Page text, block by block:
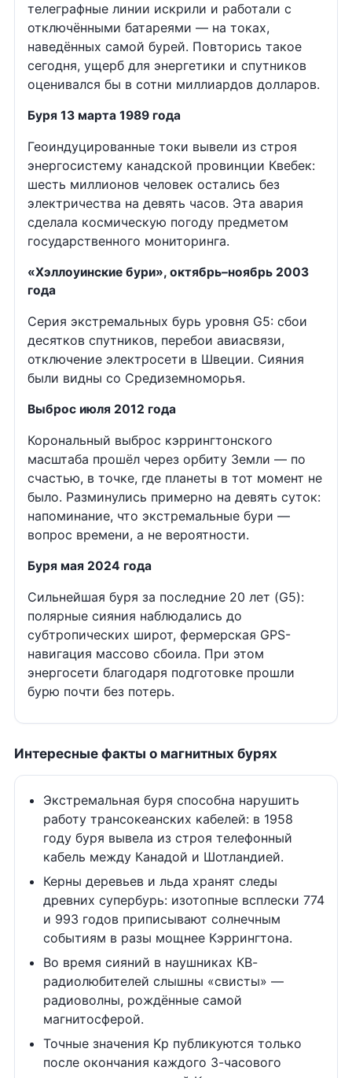
телеграфные линии искрили и работали с
отключёнными батареями — на токах,
наведённых самой бурей. Повторись такое
сегодня, ущерб для энергетики и спутников
оценивался бы в сотни миллиардов долларов.
Буря 13 марта 1989 года
Геоиндуцированные токи вывели из строя
энергосистему канадской провинции Квебек:
шесть миллионов человек остались без
электричества на девять часов. Эта авария
сделала космическую погоду предметом
государственного мониторинга.
«Хэллоуинские бури», октябрь–ноябрь 2003
года
Серия экстремальных бурь уровня G5: сбои
десятков спутников, перебои авиасвязи,
отключение электросети в Швеции. Сияния
были видны со Средиземноморья.
Выброс июля 2012 года
Корональный выброс кэррингтонского
масштаба прошёл через орбиту Земли — по
счастью, в точке, где планеты в тот момент не
было. Разминулись примерно на девять суток:
напоминание, что экстремальные бури —
вопрос времени, а не вероятности.
Буря мая 2024 года
Сильнейшая буря за последние 20 лет (G5):
полярные сияния наблюдались до
субтропических широт, фермерская GPS-
навигация массово сбоила. При этом
энергосети благодаря подготовке прошли
бурю почти без потерь.
Интересные факты о магнитных бурях
Экстремальная буря способна нарушить
работу трансокеанских кабелей: в 1958
году буря вывела из строя телефонный
кабель между Канадой и Шотландией.
Керны деревьев и льда хранят следы
древних супербурь: изотопные всплески 774
и 993 годов приписывают солнечным
событиям в разы мощнее Кэррингтона.
Во время сияний в наушниках КВ-
радиолюбителей слышны «свисты» —
радиоволны, рождённые самой
магнитосферой.
Точные значения Kp публикуются только
после окончания каждого 3-часового